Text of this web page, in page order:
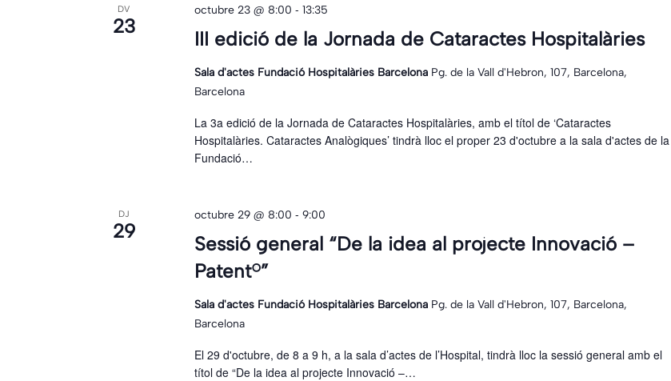
DV
23
III edició de la Jornada de Cataractes Hospitalàries
octubre 23 @ 8:00 -13:35
Sala d'actes Fundació Hospitalàries Barcelona Pg. de la Vall d'Hebron, 107, Barcelona,
Barcelona
La 3a edició de la Jornada de Cataractes Hospitalàries, amb el títol de ‘Cataractes
Hospitalàries. Cataractes Analògiques’ tindrà lloc el proper 23 d'octubre a la sala d'actes de la
Fundació…
DJ
29
Sessió general “De la idea al projecte Innovació –
Patent®”
octubre 29 @ 8:00 -9:00
Sala d'actes Fundació Hospitalàries Barcelona Pg. de la Vall d'Hebron, 107, Barcelona,
Barcelona
El 29 d'octubre, de 8 a 9 h, a la sala d’actes de l’Hospital, tindrà lloc la sessió general amb el
títol de “De la idea al projecte Innovació –…